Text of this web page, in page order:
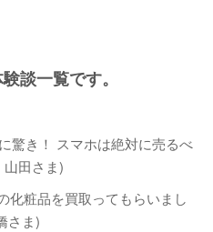
談一覧です。
驚き！ スマホは絶対に売るべ
山田さま)
粧品を買取ってもらいまし
さま)